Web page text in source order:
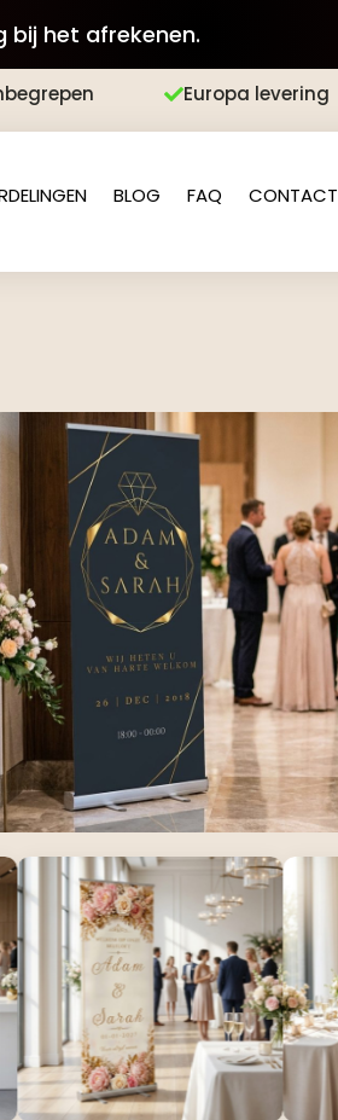
bij het afrekenen.
Europa levering
BLOG FAQ CONTACT